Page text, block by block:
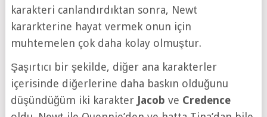
karakteri canlandırdıktan sonra, Newt
kararkterine hayat vermek onun için
muhtemelen çok daha kolay olmuştur.
Şaşırtıcı bir şekilde, diğer ana karakterler
içerisinde diğerlerine daha baskın olduğunu
düşündüğüm iki karakterJacob ve Credence